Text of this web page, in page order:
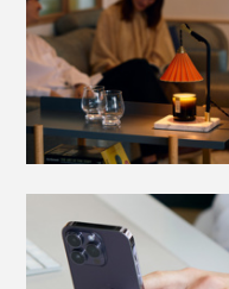
磨き直しサービスもあり。詳細
モダンなブラックの
ゼントしたら、喜ばれ